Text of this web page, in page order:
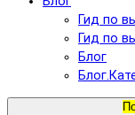
Гид по
Гид по
Блог